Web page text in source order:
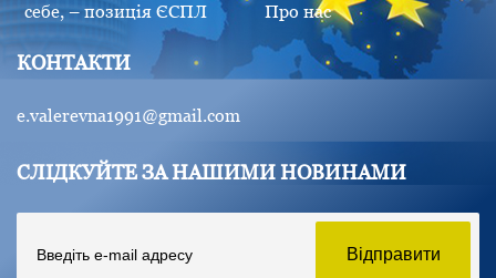
себе, – позиція ЄСПЛ
Про нас
КОНТАКТИ
e.valerevna1991@gmail.com
СЛІДКУЙТЕ ЗА НАШИМИ НОВИНАМИ